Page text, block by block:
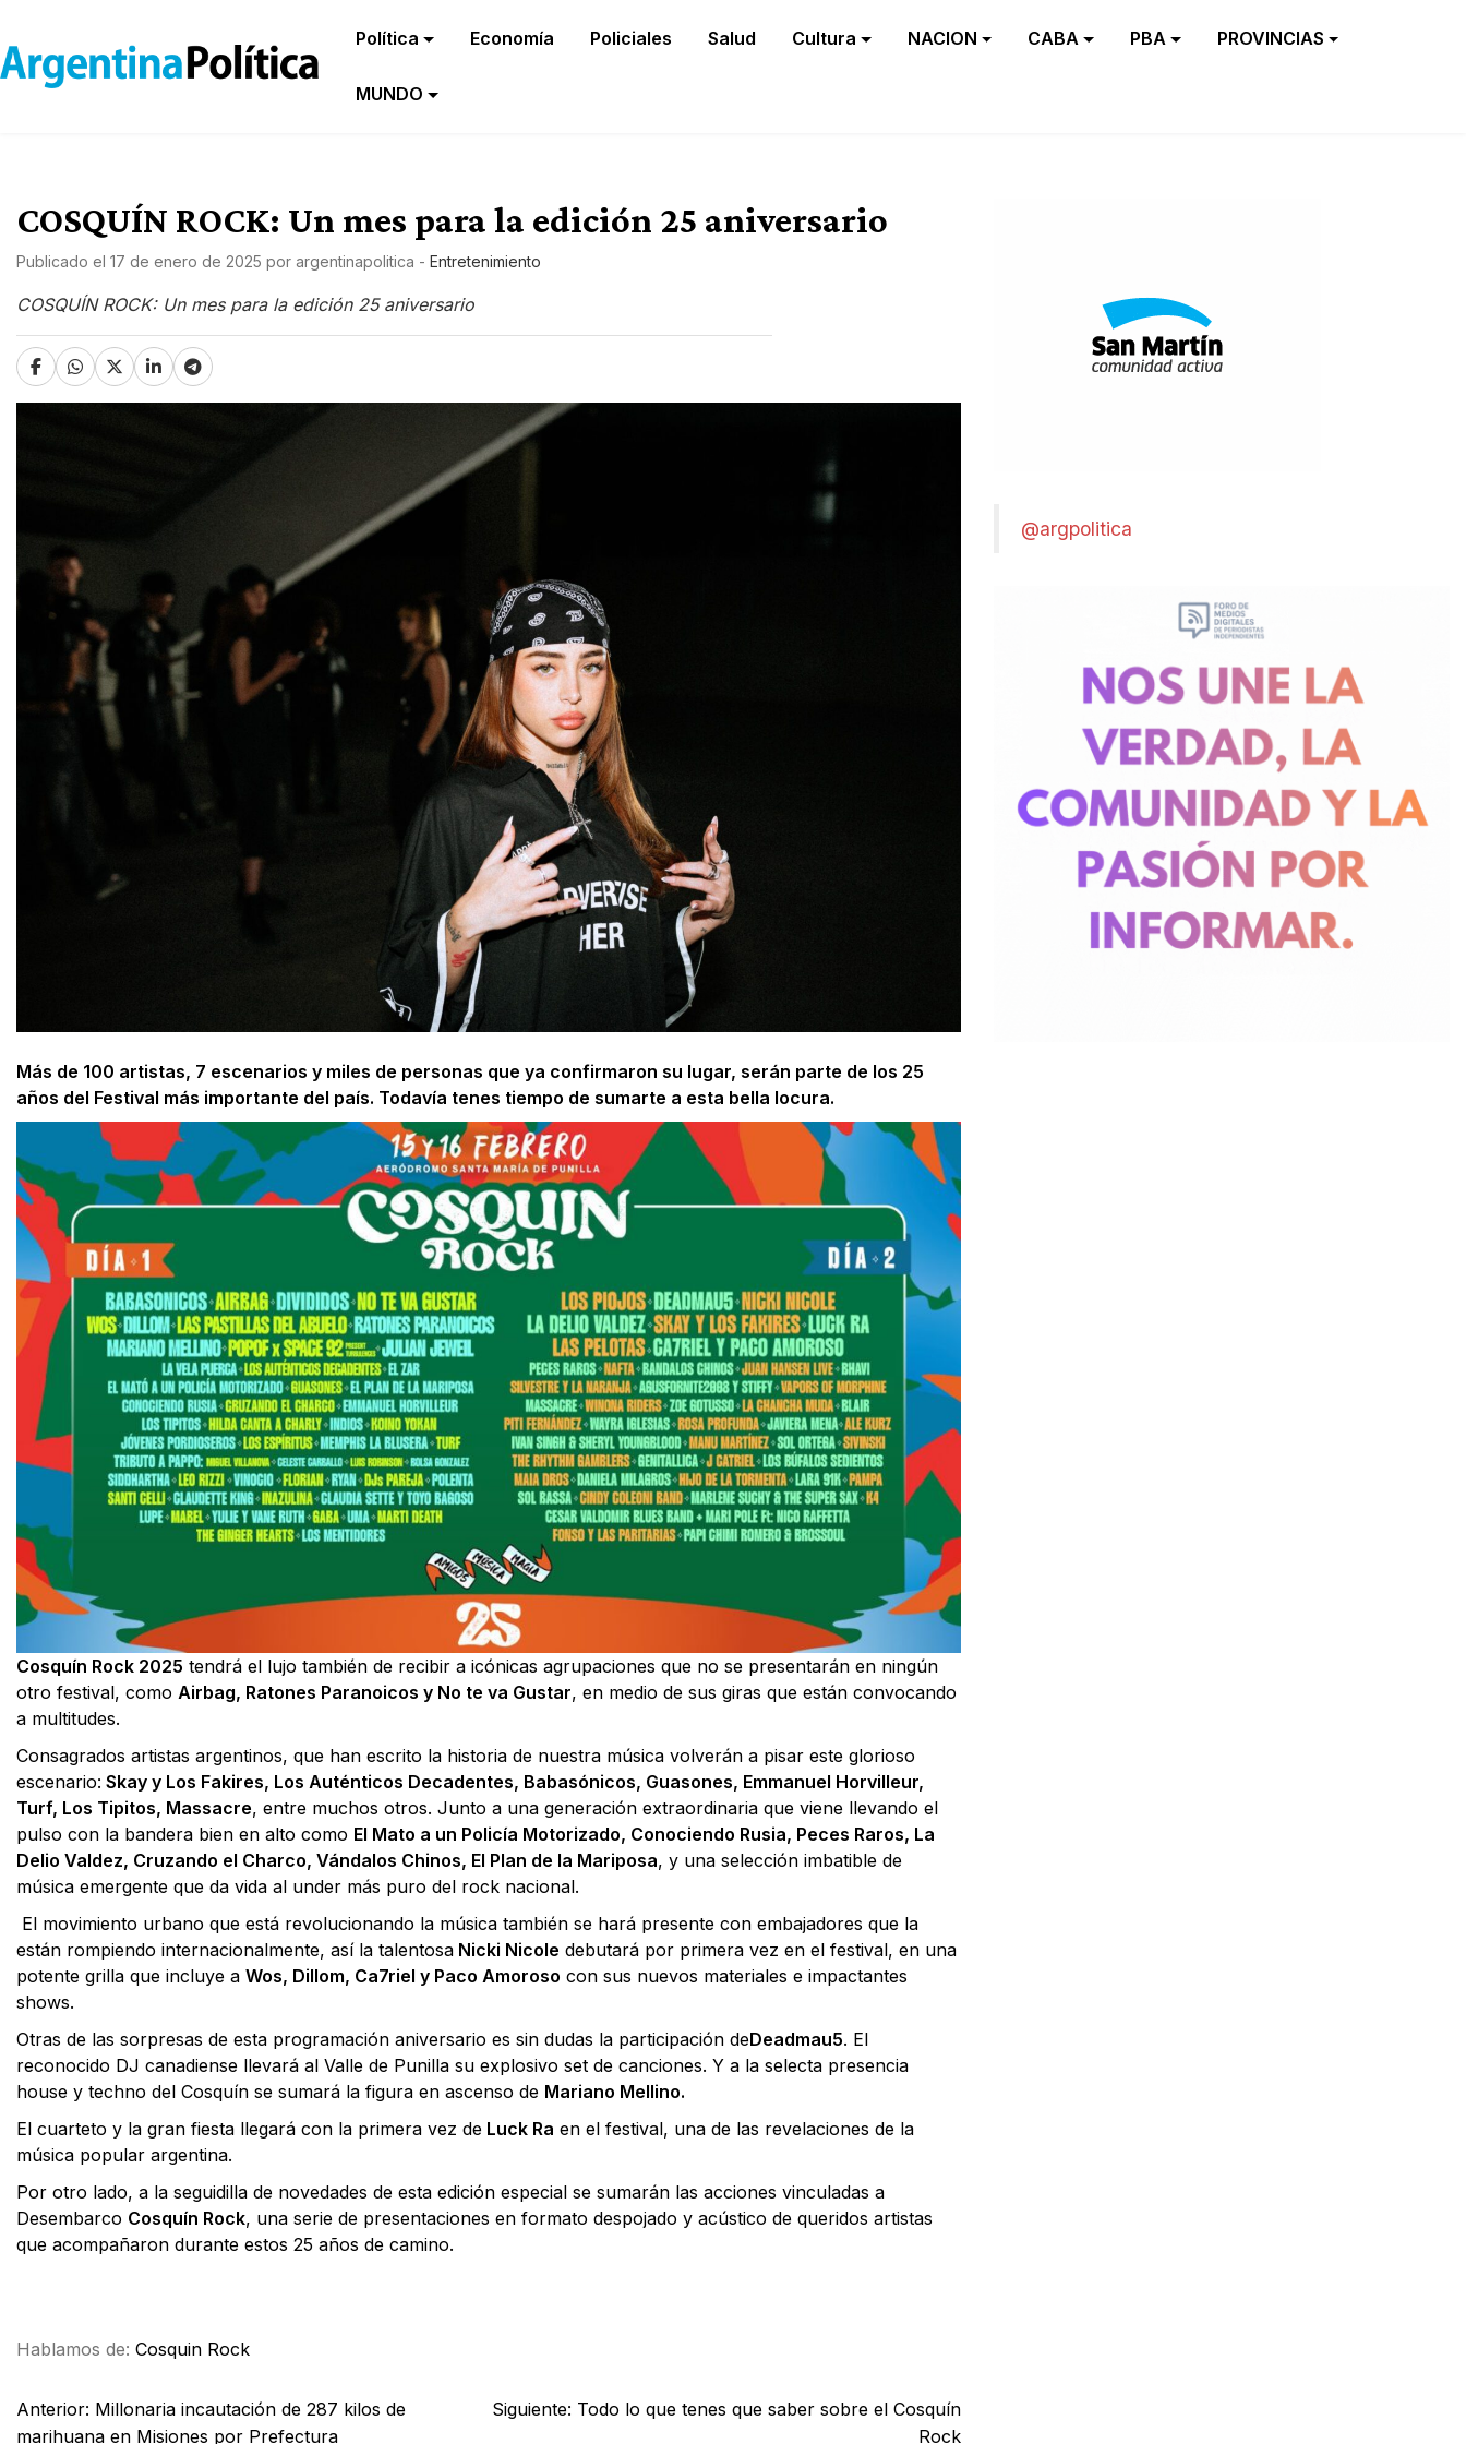
Política Economía Policiales Salud Cultura NACION CABA PBA PROVINCIAS
MUNDO
COSQUÍN ROCK: Un mes para la edición 25 aniversario
Publicado el 17 de enero de 2025 por argentinapolitica - Entretenimiento
COSQUÍN ROCK: Un mes para la edición 25 aniversario
Más de 100 artistas, 7 escenarios y miles de personas que ya confirmaron su lugar, serán parte de los 25
años del Festival más importante del país. Todavía tenes tiempo de sumarte a esta bella locura.
Cosquín Rock 2025 tendrá el lujo también de recibir a icónicas agrupaciones que no se presentarán en ningún
otro festival, como Airbag, Ratones Paranoicos y No te va Gustar, en medio de sus giras que están convocando
a multitudes.
Consagrados artistas argentinos, que han escrito la historia de nuestra música volverán a pisar este glorioso
escenario: Skay y Los Fakires, Los Auténticos Decadentes, Babasónicos, Guasones, Emmanuel Horvilleur,
Turf, Los Tipitos, Massacre, entre muchos otros. Junto a una generación extraordinaria que viene llevando el
pulso con la bandera bien en alto como El Mato a un Policía Motorizado, Conociendo Rusia, Peces Raros, La
Delio Valdez, Cruzando el Charco, Vándalos Chinos, El Plan de la Mariposa, y una selección imbatible de
música emergente que da vida al under más puro del rock nacional.
El movimiento urbano que está revolucionando la música también se hará presente con embajadores que la
están rompiendo internacionalmente, así la talentosa Nicki Nicole debutará por primera vez en el festival, en una
potente grilla que incluye a Wos, Dillom, Ca7riel y Paco Amoroso con sus nuevos materiales e impactantes
shows.
Otras de las sorpresas de esta programación aniversario es sin dudas la participación deDeadmau5. El
reconocido DJ canadiense llevará al Valle de Punilla su explosivo set de canciones. Y a la selecta presencia
house y techno del Cosquín se sumará la figura en ascenso de Mariano Mellino.
El cuarteto y la gran fiesta llegará con la primera vez de Luck Ra en el festival, una de las revelaciones de la
música popular argentina.
Por otro lado, a la seguidilla de novedades de esta edición especial se sumarán las acciones vinculadas a
Desembarco Cosquín Rock, una serie de presentaciones en formato despojado y acústico de queridos artistas
que acompañaron durante estos 25 años de camino.
Hablamos de: Cosquin Rock
Anterior: Millonaria incautación de 287 kilos de
marihuana en Misiones por Prefectura
Siguiente: Todo lo que tenes que saber sobre el Cosquín
Rock
@argpolitica